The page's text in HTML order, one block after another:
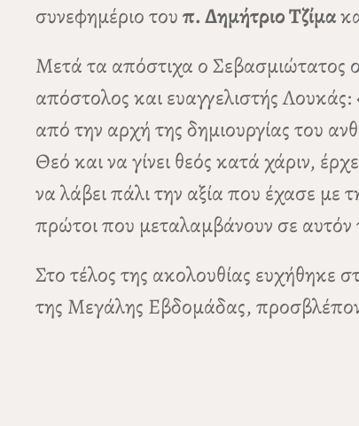
συνεφημέριο τουπ. Δημήτριο Τζίμα
Μετά τα απόστιχα ο Σεβασμιώτατος
απόστολος και ευαγγελιστής
από την αρχή της δημιουργίας του
Θεό και να γίνει θεός κατά χάριν,
να λάβει πάλι την αξία που έχασε με
πρώτοι που μεταλαμβάνουν σε αυτόν
Στο τέλος της ακολουθίας ευχήθηκε
της Μεγάλης Εβδομάδας,